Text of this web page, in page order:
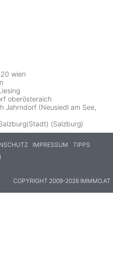
wien
oberösteraich
Jahrndorf (Neusiedl am See,
(Salzburg)
IMPRESSUM
TIPPS
COPYRIGHT 2009-2026 IMMMO.AT